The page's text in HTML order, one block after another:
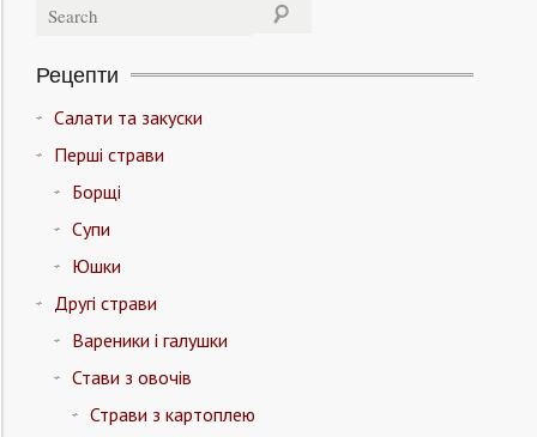
Рецепти
Салати та закуски
Перші страви
Борщі
Супи
Юшки
Другі страви
Вареники і галушки
Стави з овочів
Страви з картоплею